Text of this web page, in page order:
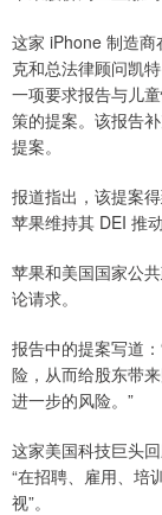
这家 iPhone 制造
克和总法律顾问凯
一项要求报告与儿
策的提案。该报告
提案。
报道指出，该提案
苹果维持其 DEI 推
苹果和美国国家公
论请求。
报告中的提案写道
险，从而给股东带
进一步的风险。”
这家美国科技巨头
“在招聘、雇用、培
视”。